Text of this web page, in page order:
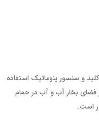
و سنسور پنوماتیک استفاده
بخار آب و آب در حمام
است.